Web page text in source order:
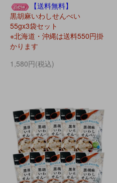
【送料無料】
黒胡麻いわしせんべい
55gx3袋セット
※北海道・沖縄は送料550円掛
かります
1,580円(税込)